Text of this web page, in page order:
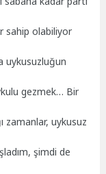
sahip olabiliyor
uykusuzluğun
gezmek… Bir
zamanlar, uykusuz
şimdi de